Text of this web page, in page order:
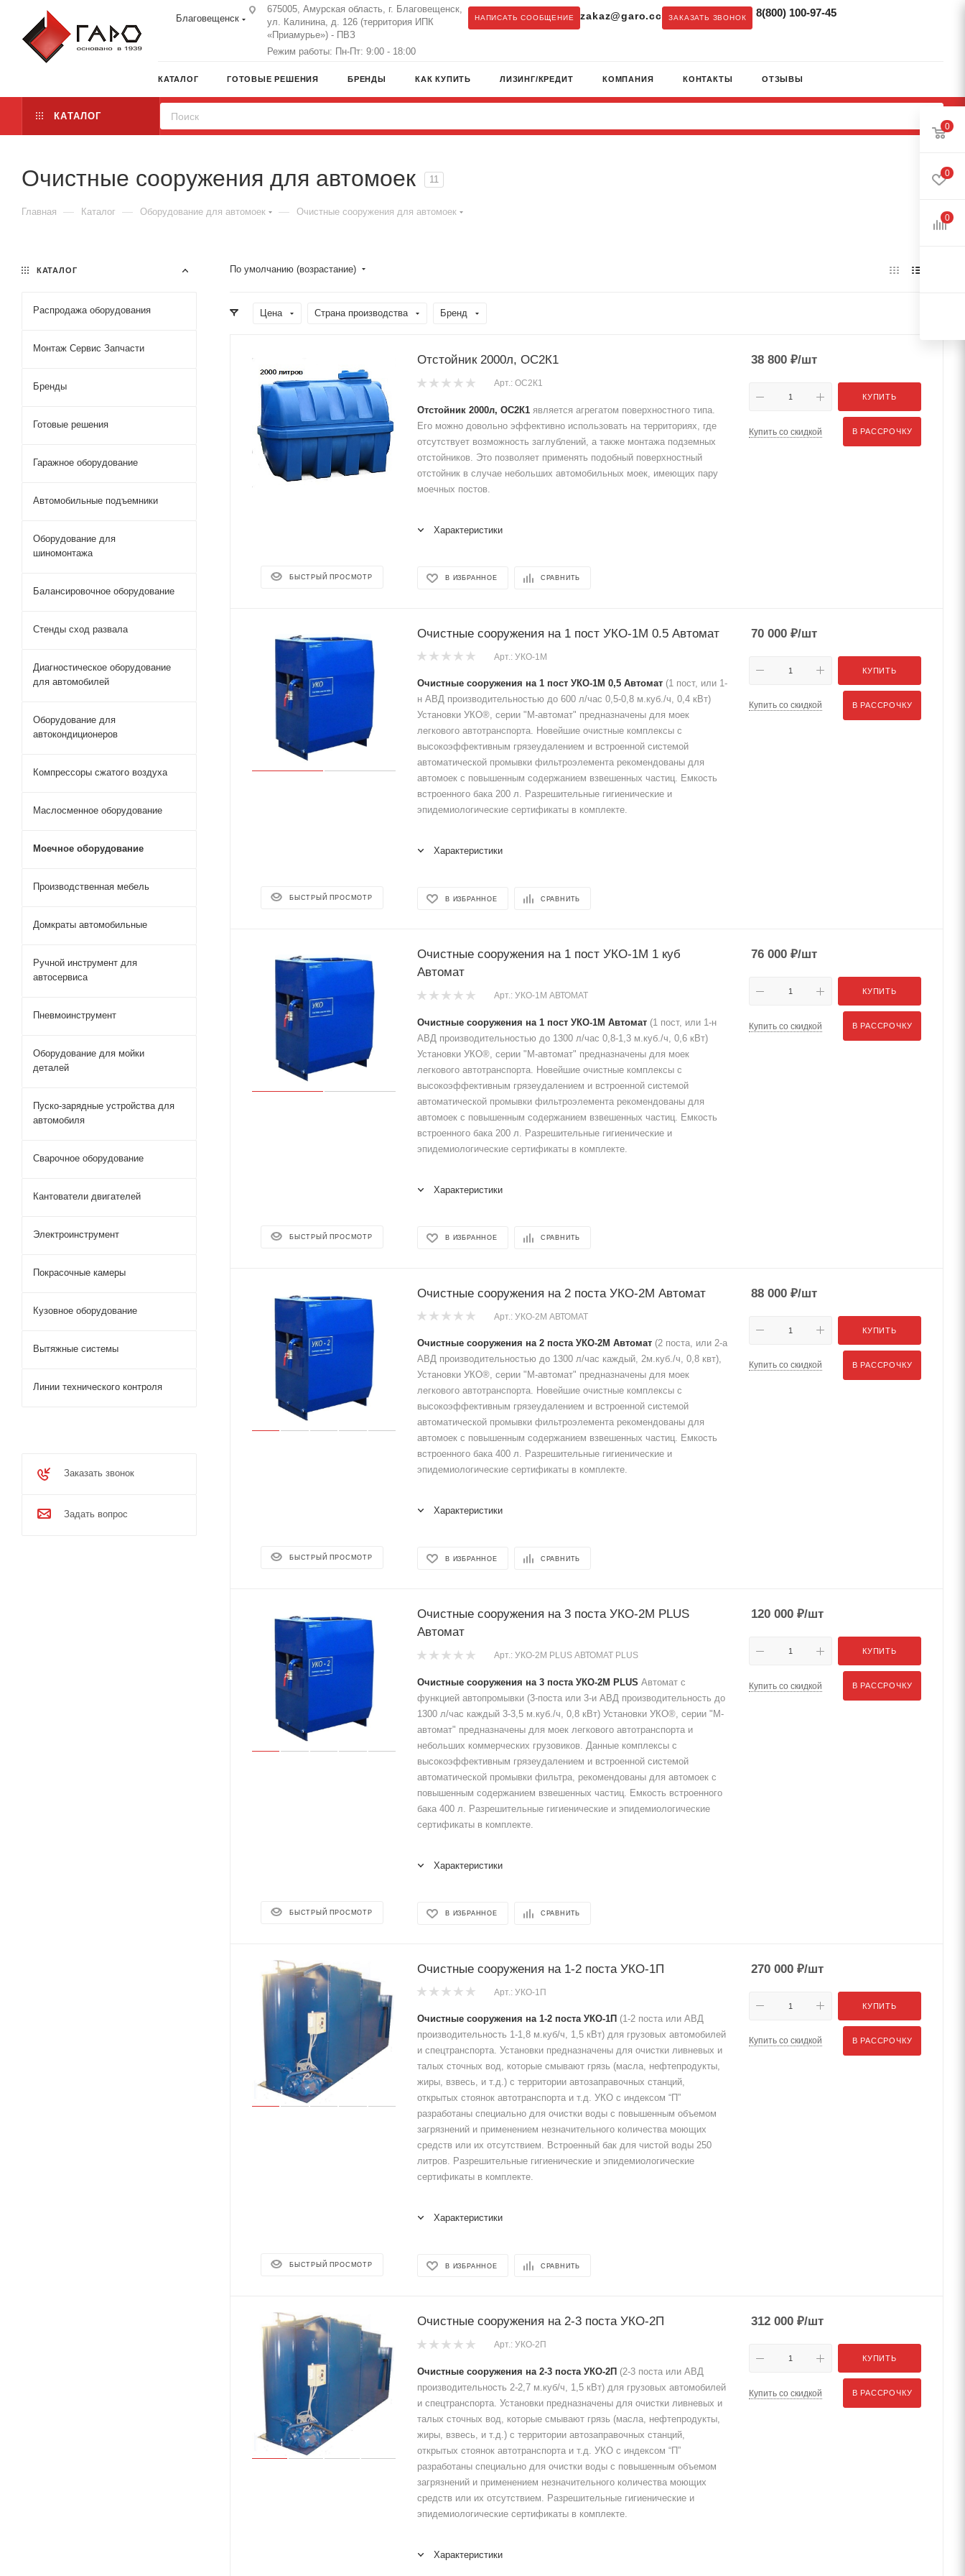
Благовещенск
675005, Амурская область, г. Благовещенск,
ул. Калинина, д. 126 (территория ИПК
«Приамурье») - ПВЗ
Режим работы: Пн-Пт: 9:00 - 18:00
НАПИСАТЬ СООБЩЕНИЕ zakaz@garo.cc ЗАКАЗАТЬ ЗВОНОК 8(800) 100-97-45
КАТАЛОГ ГОТОВЫЕ РЕШЕНИЯ БРЕНДЫ КАК КУПИТЬ ЛИЗИНГ/КРЕДИТ КОМПАНИЯ КОНТАКТЫ ОТЗЫВЫ
КАТАЛОГ
Очистные сооружения для автомоек 11
Главная — Каталог — Оборудование для автомоек — Очистные сооружения для автомоек
По умолчанию (возрастание)
Цена Страна производства Бренд
БЫСТРЫЙ ПРОСМОТР
Отстойник 2000л, ОС2К1
Арт.: ОС2К1
Отстойник 2000л, ОС2К1 является агрегатом поверхностного типа.
Его можно довольно эффективно использовать на территориях, где
отсутствует возможность заглублений, а также монтажа подземных
отстойников. Это позволяет применять подобный поверхностный
отстойник в случае небольших автомобильных моек, имеющих пару
моечных постов.
Характеристики
В ИЗБРАННОЕ СРАВНИТЬ
38 800 ₽/шт
КУПИТЬ
Купить со скидкой В РАССРОЧКУ
БЫСТРЫЙ ПРОСМОТР
Очистные сооружения на 1 пост УКО-1М 0.5 Автомат
Арт.: УКО-1М
Очистные сооружения на 1 пост УКО-1М 0,5 Автомат (1 пост, или 1-
н АВД производительностью до 600 л/час 0,5-0,8 м.куб./ч, 0,4 кВт)
Установки УКО®, серии "М-автомат" предназначены для моек
легкового автотранспорта. Новейшие очистные комплексы с
высокоэффективным грязеудалением и встроенной системой
автоматической промывки фильтроэлемента рекомендованы для
автомоек с повышенным содержанием взвешенных частиц. Емкость
встроенного бака 200 л. Разрешительные гигиенические и
эпидемиологические сертификаты в комплекте.
Характеристики
В ИЗБРАННОЕ СРАВНИТЬ
70 000 ₽/шт
КУПИТЬ
Купить со скидкой В РАССРОЧКУ
БЫСТРЫЙ ПРОСМОТР
Очистные сооружения на 1 пост УКО-1М 1 куб
Автомат
Арт.: УКО-1М АВТОМАТ
Очистные сооружения на 1 пост УКО-1М Автомат (1 пост, или 1-н
АВД производительностью до 1300 л/час 0,8-1,3 м.куб./ч, 0,6 кВт)
Установки УКО®, серии "М-автомат" предназначены для моек
легкового автотранспорта. Новейшие очистные комплексы с
высокоэффективным грязеудалением и встроенной системой
автоматической промывки фильтроэлемента рекомендованы для
автомоек с повышенным содержанием взвешенных частиц. Емкость
встроенного бака 200 л. Разрешительные гигиенические и
эпидемиологические сертификаты в комплекте.
Характеристики
В ИЗБРАННОЕ СРАВНИТЬ
76 000 ₽/шт
КУПИТЬ
Купить со скидкой В РАССРОЧКУ
БЫСТРЫЙ ПРОСМОТР
Очистные сооружения на 2 поста УКО-2М Автомат
Арт.: УКО-2М АВТОМАТ
Очистные сооружения на 2 поста УКО-2М Автомат (2 поста, или 2-а
АВД производительностью до 1300 л/час каждый, 2м.куб./ч, 0,8 квт),
Установки УКО®, серии "М-автомат" предназначены для моек
легкового автотранспорта. Новейшие очистные комплексы с
высокоэффективным грязеудалением и встроенной системой
автоматической промывки фильтроэлемента рекомендованы для
автомоек с повышенным содержанием взвешенных частиц. Емкость
встроенного бака 400 л. Разрешительные гигиенические и
эпидемиологические сертификаты в комплекте.
Характеристики
В ИЗБРАННОЕ СРАВНИТЬ
88 000 ₽/шт
КУПИТЬ
Купить со скидкой В РАССРОЧКУ
БЫСТРЫЙ ПРОСМОТР
Очистные сооружения на 3 поста УКО-2М PLUS
Автомат
Арт.: УКО-2М PLUS АВТОМАТ PLUS
Очистные сооружения на 3 поста УКО-2М PLUS Автомат с
функцией автопромывки (3-поста или 3-и АВД производительность до
1300 л/час каждый 3-3,5 м.куб./ч, 0,8 кВт) Установки УКО®, серии "М-
автомат" предназначены для моек легкового автотранспорта и
небольших коммерческих грузовиков. Данные комплексы с
высокоэффективным грязеудалением и встроенной системой
автоматической промывки фильтра, рекомендованы для автомоек с
повышенным содержанием взвешенных частиц. Емкость встроенного
бака 400 л. Разрешительные гигиенические и эпидемиологические
сертификаты в комплекте.
Характеристики
В ИЗБРАННОЕ СРАВНИТЬ
120 000 ₽/шт
КУПИТЬ
Купить со скидкой В РАССРОЧКУ
БЫСТРЫЙ ПРОСМОТР
Очистные сооружения на 1-2 поста УКО-1П
Арт.: УКО-1П
Очистные сооружения на 1-2 поста УКО-1П (1-2 поста или АВД
производительность 1-1,8 м.куб/ч, 1,5 кВт) для грузовых автомобилей
и спецтранспорта. Установки предназначены для очистки ливневых и
талых сточных вод, которые смывают грязь (масла, нефтепродукты,
жиры, взвесь, и т.д.) с территории автозаправочных станций,
открытых стоянок автотранспорта и т.д. УКО с индексом “П”
разработаны специально для очистки воды с повышенным объемом
загрязнений и применением незначительного количества моющих
средств или их отсутствием. Встроенный бак для чистой воды 250
литров. Разрешительные гигиенические и эпидемиологические
сертификаты в комплекте.
Характеристики
В ИЗБРАННОЕ СРАВНИТЬ
270 000 ₽/шт
КУПИТЬ
Купить со скидкой В РАССРОЧКУ
Очистные сооружения на 2-3 поста УКО-2П
Арт.: УКО-2П
Очистные сооружения на 2-3 поста УКО-2П (2-3 поста или АВД
производительность 2-2,7 м.куб/ч, 1,5 кВт) для грузовых автомобилей
и спецтранспорта. Установки предназначены для очистки ливневых и
талых сточных вод, которые смывают грязь (масла, нефтепродукты,
жиры, взвесь, и т.д.) с территории автозаправочных станций,
открытых стоянок автотранспорта и т.д. УКО с индексом “П”
разработаны специально для очистки воды с повышенным объемом
загрязнений и применением незначительного количества моющих
средств или их отсутствием. Разрешительные гигиенические и
эпидемиологические сертификаты в комплекте.
Характеристики
312 000 ₽/шт
КУПИТЬ
Купить со скидкой В РАССРОЧКУ
КАТАЛОГ
Распродажа оборудования
Монтаж Сервис Запчасти
Бренды
Готовые решения
Гаражное оборудование
Автомобильные подъемники
Оборудование для
шиномонтажа
Балансировочное оборудование
Стенды сход развала
Диагностическое оборудование
для автомобилей
Оборудование для
автокондиционеров
Компрессоры сжатого воздуха
Маслосменное оборудование
Моечное оборудование
Производственная мебель
Домкраты автомобильные
Ручной инструмент для
автосервиса
Пневмоинструмент
Оборудование для мойки
деталей
Пуско-зарядные устройства для
автомобиля
Сварочное оборудование
Кантователи двигателей
Электроинструмент
Покрасочные камеры
Кузовное оборудование
Вытяжные системы
Линии технического контроля
Заказать звонок
Задать вопрос
0
0
0